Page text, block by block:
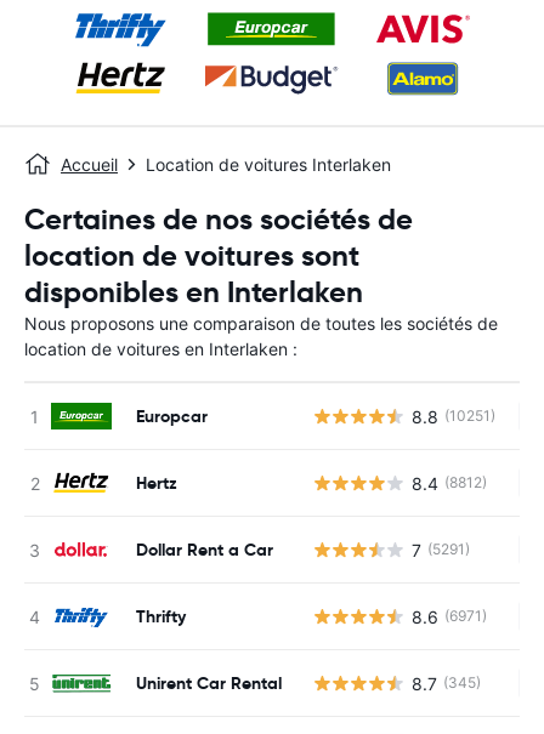
Accueil Location de voitures Interlaken
Certaines de nos sociétés de
location de voitures sont
disponibles en Interlaken
Nous proposons une comparaison de toutes les sociétés de
location de voitures en Interlaken :
Europcar 8.8 (10251)
Hertz 8.4 (8812)
Dollar Rent a Car 7 (5291)
Thrifty 8.6 (6971)
Unirent Car Rental 8.7 (345)